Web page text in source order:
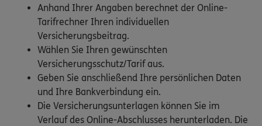
Anhand Ihrer Angaben berechnet der Online-
Tarifrechner Ihren individuellen
Versicherungsbeitrag.
Wählen Sie Ihren gewünschten
Versicherungsschutz/Tarif aus.
Geben Sie anschließend Ihre persönlichen Daten
und Ihre Bankverbindung ein.
Die Versicherungsunterlagen können Sie im
Verlauf des Online-Abschlusses herunterladen. Die